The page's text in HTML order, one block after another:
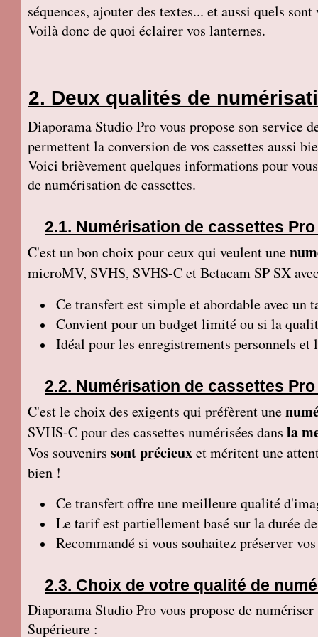
séquences, ajouter des textes... et aussi quels
Voilà donc de quoi éclairer vos lanternes.
Deux qualités de
Diaporama Studio Pro vous propose son service
permettent la conversion de vos cassettes aussi
Voici brièvement quelques informations pour
de numérisation de cassettes.
Numérisation de cassettes
C'est un bon choix pour ceux qui veulent une
microMV, SVHS, SVHS-C et Betacam SP SX
Ce transfertest simple et abordable avec un
Convient pour un budget limité ou si la
Idéal pour les enregistrements personnels
Numérisation de cassettes
C'est le choix des exigents qui préfèrent une
SVHS-C pour des cassettes numérisées dans la
Vos souvenirs sont précieuxet méritent une
bien !
Ce transfertoffre une meilleure qualité
Le tarif est partiellement basé sur la durée
Recommandé si vous souhaitez préserver
Choix de votre qualité de
Diaporama Studio Pro vous propose de
Supérieure :